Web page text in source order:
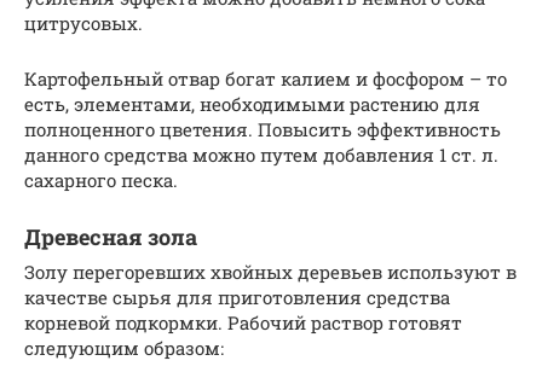
цитрусовых.
Картофельный отвар богат калием и фосфором – то
есть, элементами, необходимыми растению для
полноценного цветения. Повысить эффективность
данного средства можно путем добавления 1 ст. л.
сахарного песка.
Древесная зола
Золу перегоревших хвойных деревьев используют в
качестве сырья для приготовления средства
корневой подкормки. Рабочий раствор готовят
следующим образом: